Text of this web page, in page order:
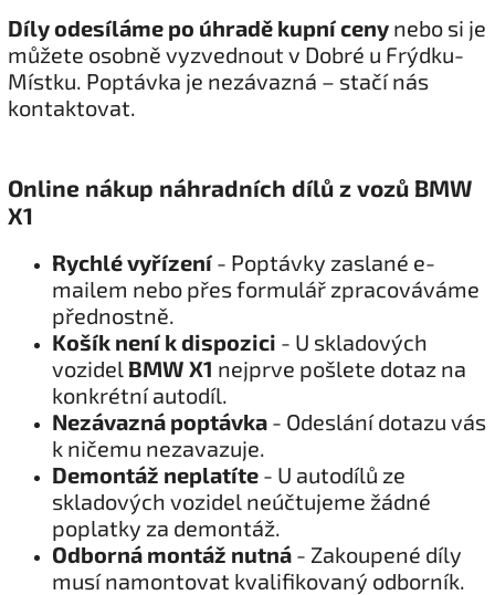
Díly odesíláme po úhradě kupní ceny nebo si je
můžete osobně vyzvednout v Dobré u Frýdku-
Místku. Poptávka je nezávazná – stačí nás
kontaktovat.
Online nákup náhradních dílů z vozů BMW
X1
Rychlé vyřízení - Poptávky zaslané e-
mailem nebo přes formulář zpracováváme
přednostně.
Košík není k dispozici - U skladových
vozidel BMW X1 nejprve pošlete dotaz na
konkrétní autodíl.
Nezávazná poptávka - Odeslání dotazu vás
k ničemu nezavazuje.
Demontáž neplatíte - U autodílů ze
skladových vozidel neúčtujeme žádné
poplatky za demontáž.
Odborná montáž nutná - Zakoupené díly
musí namontovat kvalifikovaný odborník.